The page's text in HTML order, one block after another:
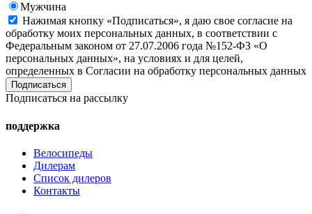
Мужчина
Нажимая кнопку «Подписаться», я даю свое согласие на
обработку моих персональных данных, в соответствии с
Федеральным законом от 27.07.2006 года №152-ФЗ «О
персональных данных», на условиях и для целей,
определенных в Согласии на обработку персональных данных
Подписаться на рассылку
поддержка
Велосипеды
Дилерам
Список дилеров
Контакты